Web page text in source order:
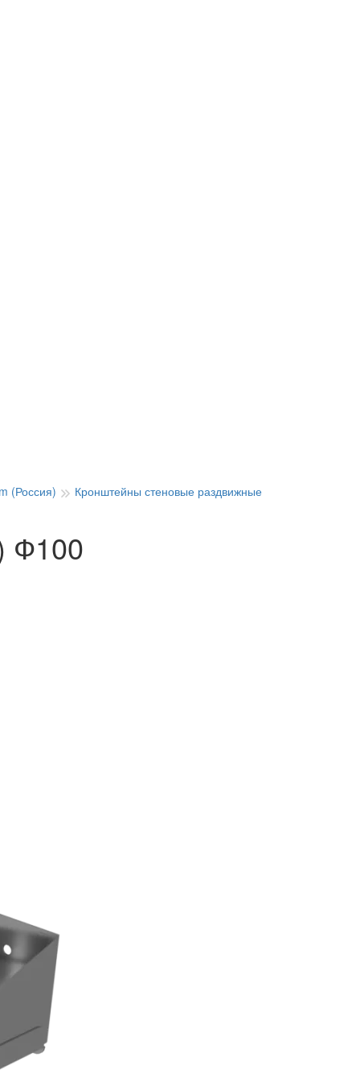
(Россия)
Кронштейны стеновые раздвижные
Ф100